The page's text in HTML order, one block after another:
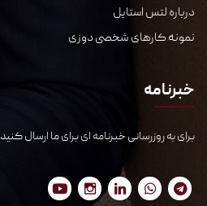
درباره لتس استایل
نمونه کارهای شخصی دوزی
خبرنامه
برای به روزرسانی خبرنامه ای برای ما ارسال کنید